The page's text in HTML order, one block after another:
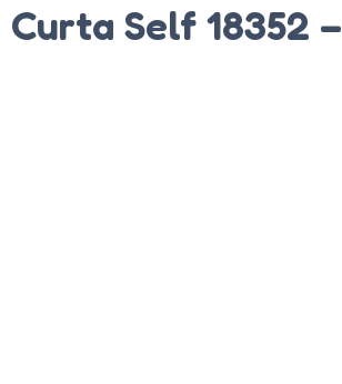
Self 18352 –